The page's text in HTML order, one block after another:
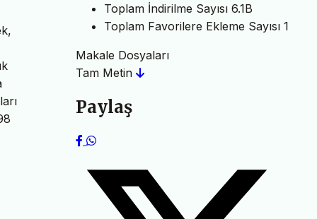
Toplam İndirilme Sayısı 6.1B
Toplam Favorilere Ekleme Sayısı 1
Makale Dosyaları
Tam Metin
Paylaş